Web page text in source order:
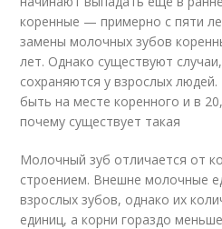
коренные — примерно с пяти
замены молочных зубов
лет. Однако существуют
сохраняются у взрослых
быть на месте коренного и в
почему существует такая
Молочный зуб отличается от
строением. Внешне молочные
взрослых зубов, однако их
единиц, а корни гораздо